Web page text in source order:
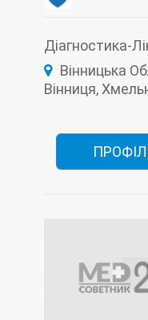
Нефрологія
Проктологія
Туберкульоз
Урологія
Діагностика-
Вінницька
Вінниця,